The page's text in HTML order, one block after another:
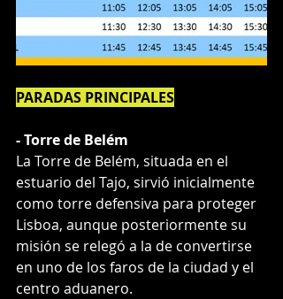
PARADAS PRINCIPALES
- Torre de Belém
La Torre de Belém, situada en el
estuario del Tajo, sirvió inicialmente
como torre defensiva para proteger
Lisboa, aunque posteriormente su
misión se relegó a la de convertirse
en uno de los faros de la ciudad y el
centro aduanero.